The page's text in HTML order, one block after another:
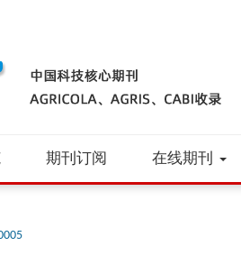
期刊订阅 在线期刊